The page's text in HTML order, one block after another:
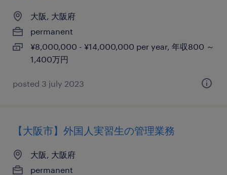
大阪, 大阪府
permanent
¥8,000,000 - ¥14,000,000 per year, 年収800 ～
1,400万円
posted 3 july 2023
【大阪市】外国人実習生の管理業務
大阪, 大阪府
permanent